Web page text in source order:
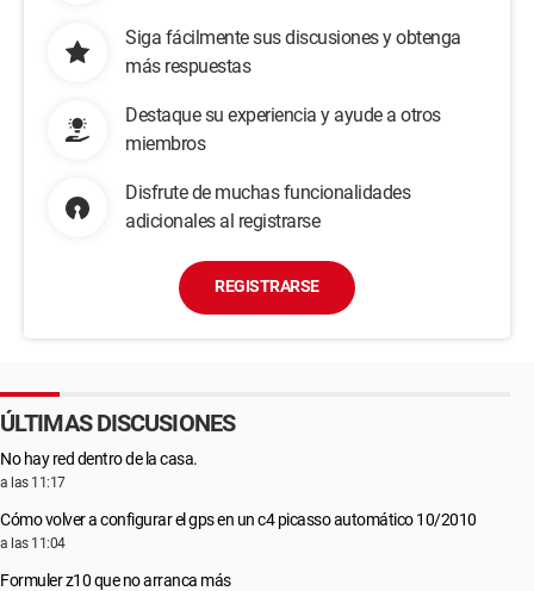
Siga fácilmente sus discusiones y obtenga
más respuestas
Destaque su experiencia y ayude a otros
miembros
Disfrute de muchas funcionalidades
adicionales al registrarse
REGISTRARSE
ÚLTIMAS DISCUSIONES
No hay red dentro de la casa.
a las 11:17
Cómo volver a configurar el gps en un c4 picasso automático 10/2010
a las 11:04
Formuler z10 que no arranca más